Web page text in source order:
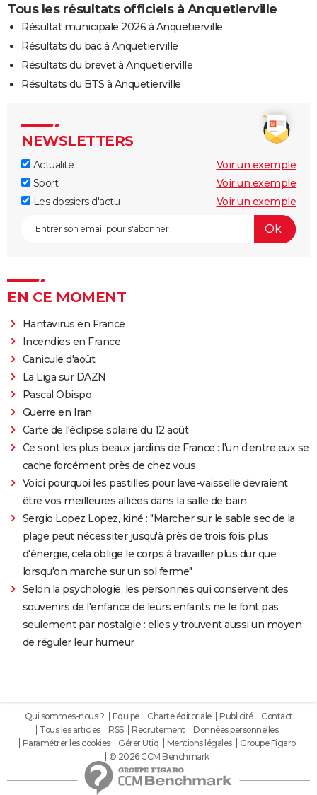
Tous les résultats officiels à Anquetierville
Résultat municipale 2026 à Anquetierville
Résultats du bac à Anquetierville
Résultats du brevet à Anquetierville
Résultats du BTS à Anquetierville
NEWSLETTERS
Actualité
Voir un exemple
Sport
Voir un exemple
Les dossiers d'actu
Voir un exemple
EN CE MOMENT
Hantavirus en France
Incendies en France
Canicule d'août
La Liga sur DAZN
Pascal Obispo
Guerre en Iran
Carte de l'éclipse solaire du 12 août
Ce sont les plus beaux jardins de France : l'un d'entre eux se
cache forcément près de chez vous
Voici pourquoi les pastilles pour lave-vaisselle devraient
être vos meilleures alliées dans la salle de bain
Sergio Lopez Lopez, kiné : "Marcher sur le sable sec de la
plage peut nécessiter jusqu'à près de trois fois plus
d'énergie, cela oblige le corps à travailler plus dur que
lorsqu'on marche sur un sol ferme"
Selon la psychologie, les personnes qui conservent des
souvenirs de l'enfance de leurs enfants ne le font pas
seulement par nostalgie : elles y trouvent aussi un moyen
de réguler leur humeur
Qui sommes-nous ? Equipe Charte éditoriale Publicité
Contact
Tous les articles
RSS Recrutement
Données personnelles
Paramétrer les cookies
Gérer Utiq Mentions légales
Groupe Figaro
© 2026 CCM Benchmark